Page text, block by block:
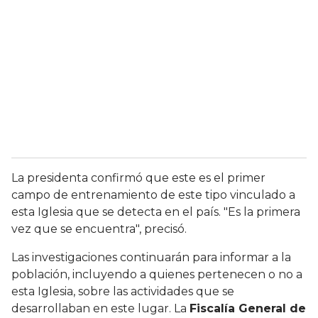
La presidenta confirmó que este es el primer
campo de entrenamiento de este tipo vinculado a
esta Iglesia que se detecta en el país. "Es la primera
vez que se encuentra", precisó.
Las investigaciones continuarán para informar a la
población, incluyendo a quienes pertenecen o no a
esta Iglesia, sobre las actividades que se
desarrollaban en este lugar. La Fiscalía General de